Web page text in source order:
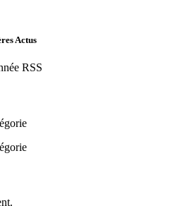
Actus
RSS